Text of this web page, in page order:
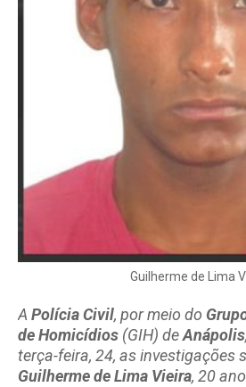
Guilherme de Lima
A Polícia Civil, por meio do
de Homicídios (GIH) deAnápolis
terça-feira, 24, as investigações
Guilherme de Lima Vieira, 20